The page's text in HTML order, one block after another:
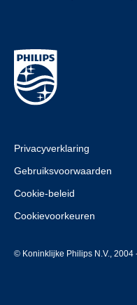
Privacyverklaring
Gebruiksvoorwaarden
Cookie-beleid
Cookievoorkeuren
© Koninklijke Philips N.V., 2004